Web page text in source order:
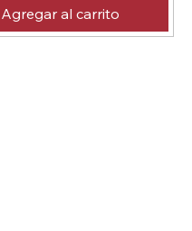
Agregar al carrito